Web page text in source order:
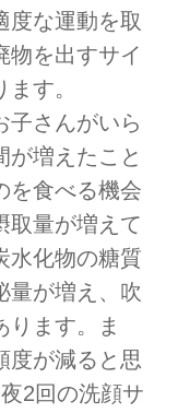
度な運動を取
物を出すサイ
す。
子さんがいら
が増えたこと
を食べる機会
取量が増えて
水化物の糖質
量が増え、吹
ります。ま
度が減ると思
2回の洗顔サ